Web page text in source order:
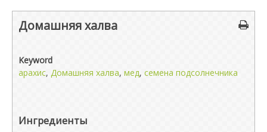
Домашняя халва
Keyword
арахис, Домашняя халва, мед, семена подсолнечника
Ингредиенты